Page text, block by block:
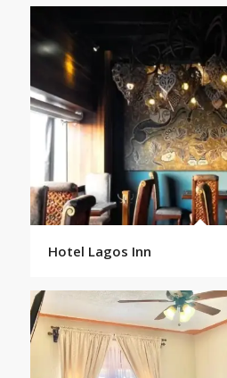
Hotel Lagos Inn